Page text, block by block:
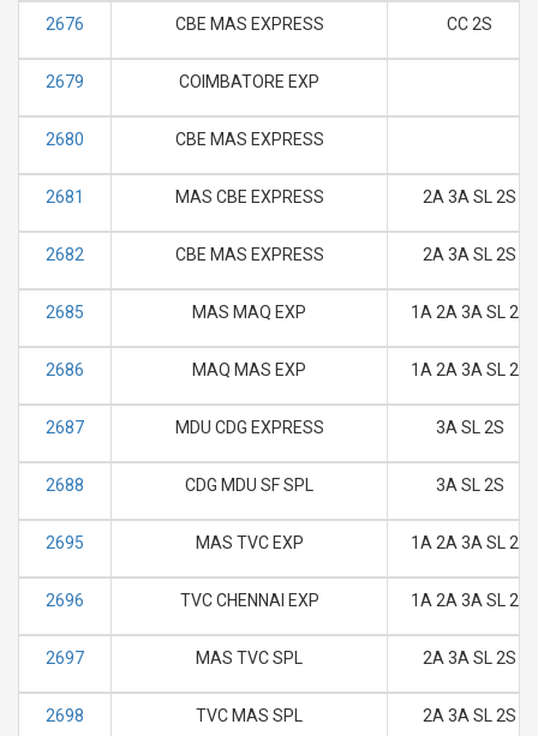
2676 CBE MAS EXPRESS CC 2S
2679 COIMBATORE EXP
2680 CBE MAS EXPRESS
2681 MAS CBE EXPRESS 2A 3A SL 2S
2682 CBE MAS EXPRESS 2A 3A SL 2S
2685 MAS MAQ EXP 1A 2A 3A SL 2S
2686 MAQ MAS EXP 1A 2A 3A SL 2S
2687 MDU CDG EXPRESS 3A SL 2S
2688 CDG MDU SF SPL 3A SL 2S
2695 MAS TVC EXP 1A 2A 3A SL 2S
2696 TVC CHENNAI EXP 1A 2A 3A SL 2S
2697 MAS TVC SPL 2A 3A SL 2S
2698 TVC MAS SPL 2A 3A SL 2S